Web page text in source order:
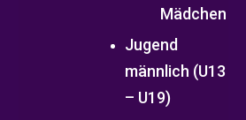
Mädchen
Jugend
männlich (U13
– U19)